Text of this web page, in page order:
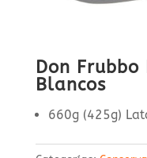
Don Frubbo
Blancos
660g (425g)